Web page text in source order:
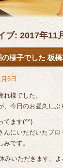
ブ: 2017年11
様子でした 板
6日
れ様でした。
、今日のお昼久しぶ
てます(^^)
んにいただいたブ
です。
みいただきます、